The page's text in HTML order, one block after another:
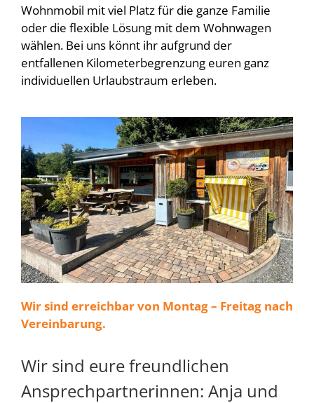
Wohnmobil mit viel Platz für die ganze Familie
oder die flexible Lösung mit dem Wohnwagen
wählen. Bei uns könnt ihr aufgrund der
entfallenen Kilometerbegrenzung euren ganz
individuellen Urlaubstraum erleben.
Wir sind erreichbar von Montag – Freitag nach
Vereinbarung.
Wir sind eure freundlichen
Ansprechpartnerinnen: Anja und